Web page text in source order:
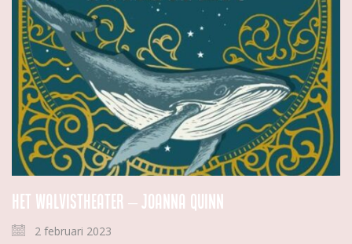
Het Walvistheater – Joanna Quinn
2 februari 2023